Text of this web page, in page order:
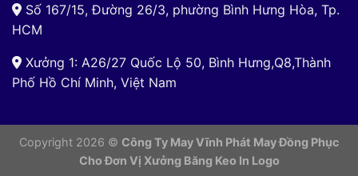
Số 167/15, Đường 26/3, phường Bình Hưng Hòa, Tp.
HCM
Xưởng 1: A26/27 Quốc Lộ 50, Bình Hưng,Q8,Thành
Phố Hồ Chí Minh, Việt Nam
Copyright 2026 © Công Ty May Vĩnh Phát May Đồng Phục
Cho Đơn Vị Xưởng Băng Keo In Logo